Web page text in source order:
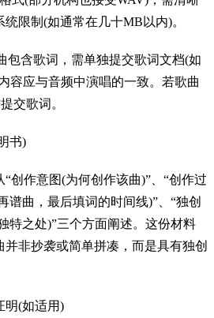
限制(如通常在几十MB以内)。
包含歌词，需单独提交歌词文档(如
容应与音频中演唱的一致。若歌曲
交歌词。
书)
创作意图(为何创作该曲)”、“创作过
谱曲，最后填词的时间线)”、“独创
特之处)”三个方面阐述。这份材料
非抄袭或简单拼凑，而是具有独创
明(如适用)